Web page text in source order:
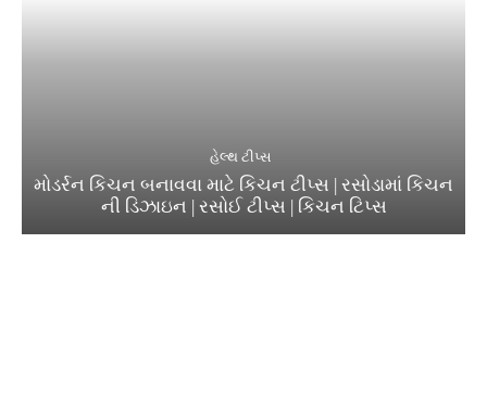
હેલ્થ ટીપ્સ
મોડર્રન કિચન બનાવવા માટે કિચન ટીપ્સ | રસોડામાં કિચન
ની ડિઝાઇન | રસોઈ ટીપ્સ | કિચન ટિપ્સ